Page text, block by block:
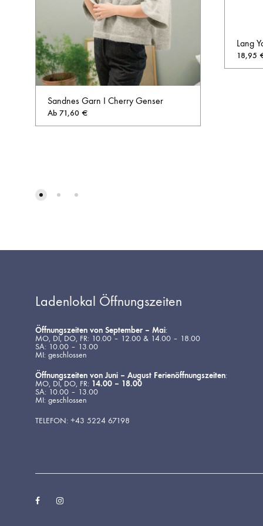
Sandnes Garn I Cherry Genser
Ab 71,60 €
Lang
18,95
Ladenlokal Öffnungszeiten
Öffnungszeiten von September – Mai:
MO, DI, DO, FR: 10.00 – 12.00 & 14.00 – 18.00
SA: 10.00 – 13.00
MI: geschlossen
Öffnungszeiten von Juni – August Ferienöffnungszeiten:
MO, DI, DO, FR: 14.00 – 18.00
SA: 10.00 – 13.00
MI: geschlossen
TELEFON: +43 5224 67198
FacebookInstagram